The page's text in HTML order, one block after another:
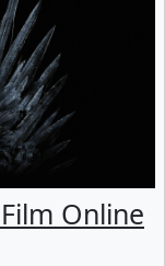
Online